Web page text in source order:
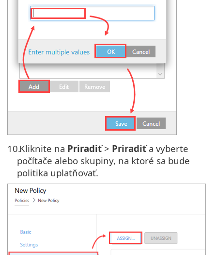
10.Kliknite na Priradiť> Priradiťa vyberte
počítače alebo skupiny, na ktoré sa bude
politika uplatňovať.